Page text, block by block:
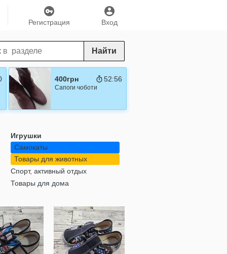
Вход
Регистрация
Найти
400грн 52:55
Сапоги чоботи
Игрушки
Самокаты
Товары для животных
Спорт, активный отдых
Товары для дома